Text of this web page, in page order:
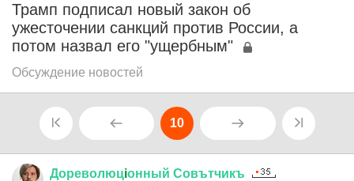
Трамп подписал новый закон об
ужесточении санкций против России, а
потом назвал его "ущербным"
Обсуждение новостей
10
Дореволюцiонный Совътчикъ